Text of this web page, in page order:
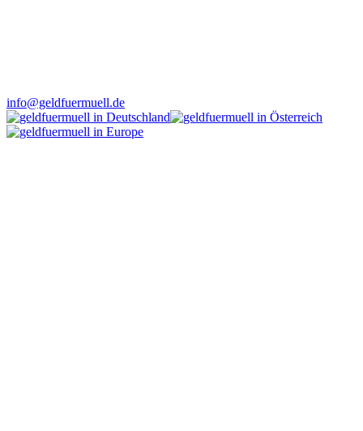
info@geldfuermuell.de